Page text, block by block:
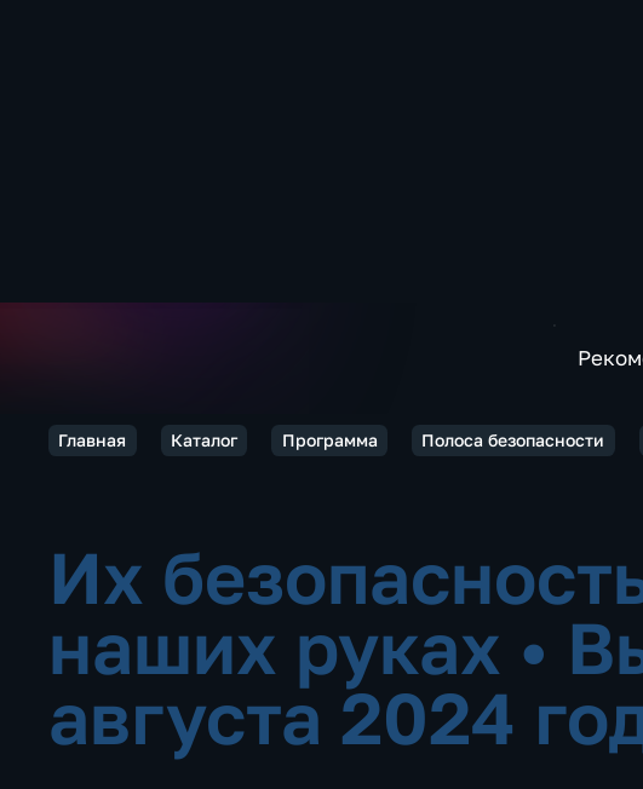
Главная Каталог Программа Полоса безопасности
Их
наших руках •
августа 2024